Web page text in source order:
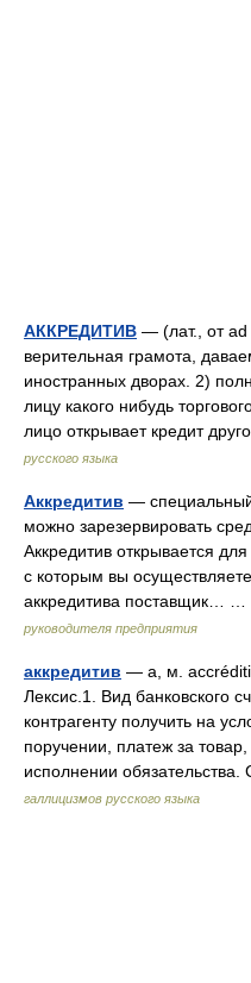
АККРЕДИТИВ — (лат., от ad
верительная грамота,
иностранных дворах. 2)
лицу какого нибудь
лицо открывает кредит
русского языка
Аккредитив — специальный
можно зарезервировать
Аккредитив открывается
с которым вы
аккредитива поставщик… …
руководителя предприятия
аккредитив — а, м.
Лексис.1. Вид банковского
контрагенту получить на
поручении, платеж за
исполнении
галлицизмов русского языка